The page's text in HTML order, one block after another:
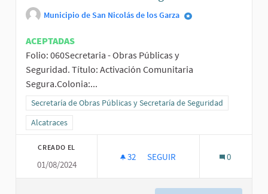
Municipio de San Nicolás de los Garza
ACEPTADAS
Folio: 060Secretaria - Obras Públicas y
Seguridad. Título: Activación Comunitaria
Segura.Colonia:...
Resultados al filtrar por la categoría: Secretaría de Obras Públicas
Secretaría de Obras Públicas y Secretaría de Seguridad
Resultados al filtrar por el ámbito: Alcatraces
Alcatraces
CREADO EL
01/08/2024
32 32 SEGUIDORAS
SEGUIR 0